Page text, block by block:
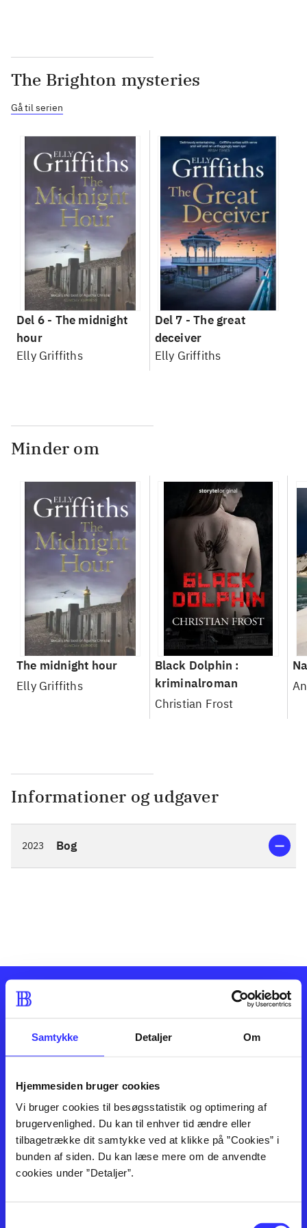
Samtykke Detaljer Om
Hjemmesiden bruger cookies
Vi bruger cookies til besøgsstatistik og optimering af
brugervenlighed. Du kan til enhver tid ændre eller
tilbagetrække dit samtykke ved at klikke på ”Cookies” i
bunden af siden. Du kan læse mere om de anvendte
cookies under ”Detaljer”.
The Brighton mysteries
Gå til serien
Del 6 - The midnight
hour
Elly Griffiths
Del 7 -The great
deceiver
Elly Griffiths
Minder om
The midnight hour
Elly Griffiths
Black Dolphin :
kriminalroman
Christian Frost
Informationer og udgaver
2023 Bog
Hjælp og vejledning
Kontakt os
Privatlivspolitik
Leverandører
English
Artikler
Film
Musik
Spil